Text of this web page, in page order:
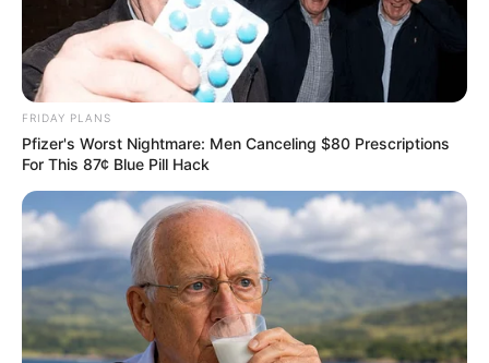
FRIDAY PLANS
Pfizer's Worst Nightmare: Men Canceling $80 Prescriptions
For This 87¢ Blue Pill Hack